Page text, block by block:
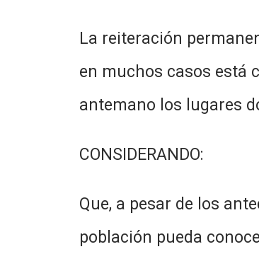
La reiteración
en muchos casos está
antemano los lugares
CONSIDERANDO:
Que, a pesar de los
población pueda